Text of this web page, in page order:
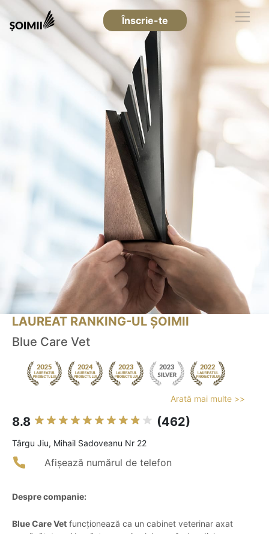
Înscrie-te
LAUREAT RANKING-UL ȘOIMII
Blue Care Vet
Arată mai multe >>
8.8 (462)
Târgu Jiu, Mihail Sadoveanu Nr 22
Afișează numărul de telefon
Despre companie:
Blue Care Vet funcționează ca un cabinet veterinar axat